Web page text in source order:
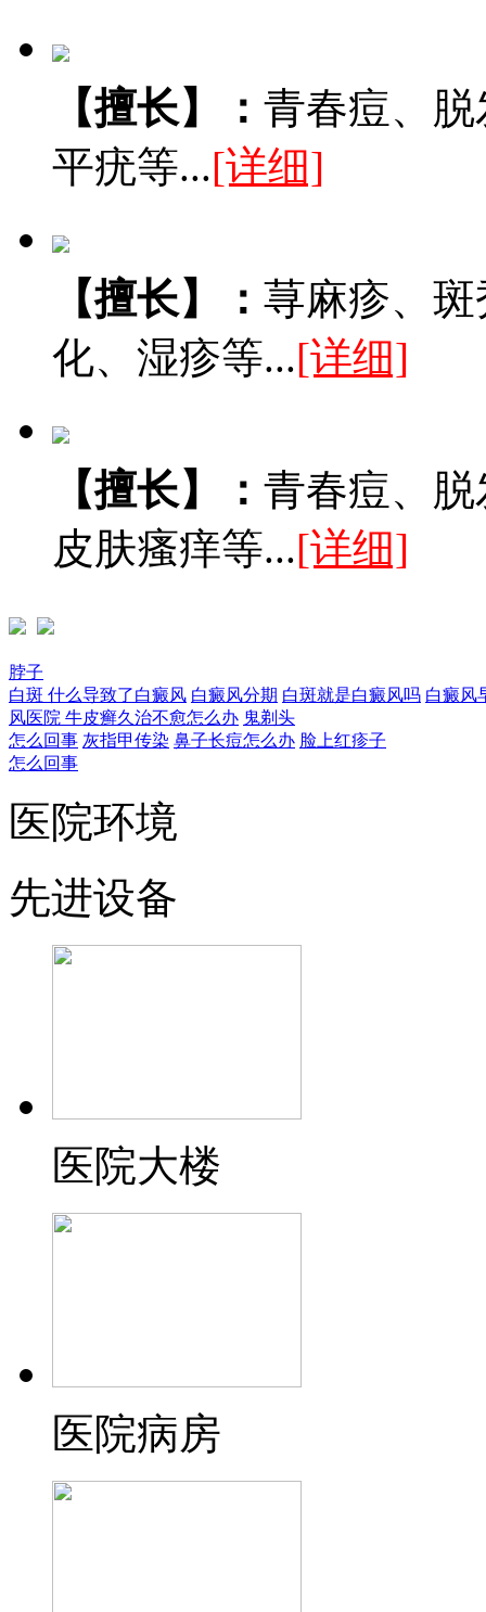
【擅长】： 青春痘、
平疣等...[详细]
【擅长】： 荨麻疹、
化、湿疹等...[详细]
【擅长】： 青春痘、
皮肤瘙痒等...[详细]
脖子
白斑 什么导致了白癜风 白癜风分期 白斑就是白癜风吗 白癜风
风医院 牛皮癣久治不愈怎么办 鬼剃头
怎么回事 灰指甲传染 鼻子长痘怎么办 脸上红疹子
怎么回事
医院环境
先进设备
医院大楼
医院病房